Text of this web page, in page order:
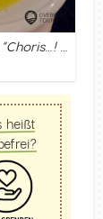
…
heißt